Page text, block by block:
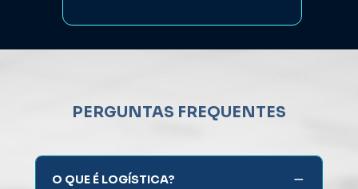
PERGUNTAS FREQUENTES
O QUE É LOGÍSTICA?